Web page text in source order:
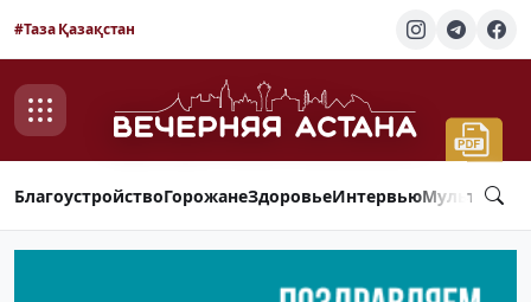
#Таза Қазақстан
БлагоустройствоГорожанеЗдоровьеИнтервью